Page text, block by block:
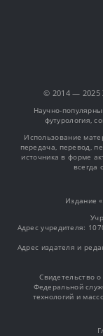
© 2014 —
Научно-
футурология,
Использование
передача, перевод,
источника в форме
всегда
Издание
Адрес учредителя:
Адрес издателя и
Свидетельство
Федеральной
технологий и